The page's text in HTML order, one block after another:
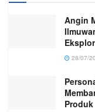
Angin
28/07/
Produk